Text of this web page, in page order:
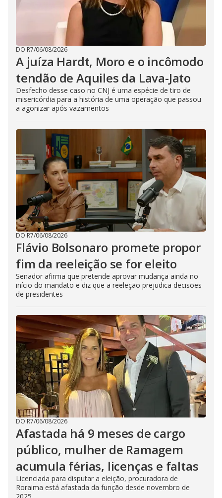
DO R7/06/08/2026
A juíza Hardt, Moro e o incômodo
tendão de Aquiles da Lava-Jato
Desfecho desse caso no CNJ é uma espécie de tiro de
misericórdia para a história de uma operação que passou
a agonizar após vazamentos
DO R7/06/08/2026
Flávio Bolsonaro promete propor
fim da reeleição se for eleito
Senador afirma que pretende aprovar mudança ainda no
início do mandato e diz que a reeleção prejudica decisões
de presidentes
DO R7/06/08/2026
Afastada há 9 meses de cargo
público, mulher de Ramagem
acumula férias, licenças e faltas
Licenciada para disputar a eleição, procuradora de
Roraima está afastada da função desde novembro de
2025